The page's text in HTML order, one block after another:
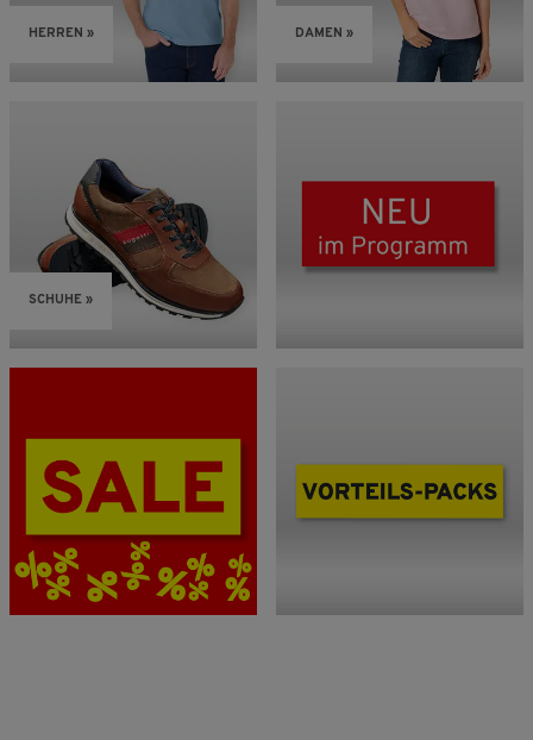
HERREN » DAMEN »
SCHUHE »